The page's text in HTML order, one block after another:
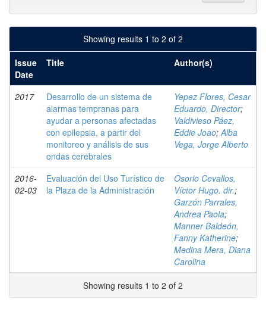
Showing results 1 to 2 of 2
Issue
Date
Title Author(s)
2017
Desarrollo de un sistema de
alarmas tempranas para
ayudar a personas afectadas
con epilepsia, a partir del
monitoreo y análisis de sus
ondas cerebrales
Yepez Flores, Cesar
Eduardo, Director;
Valdivieso Páez,
Eddie Joao;Alba
Vega, Jorge Alberto
2016-
02-03
Evaluación del Uso Turístico de
la Plaza de la Administración
Osorio Cevallos,
Víctor Hugo. dir.;
Garzón Parrales,
Andrea Paola;
Manner Baldeón,
Fanny Katherine;
Medina Mera, Diana
Carolina
Showing results 1 to 2 of 2